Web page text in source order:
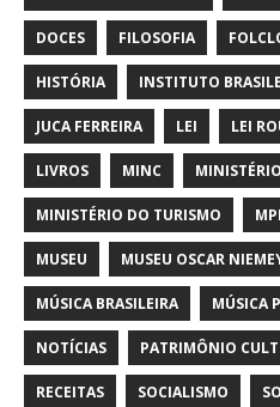
DOCES FILOSOFIA
HISTÓRIA INSTITUTO
JUCA FERREIRA LEI LEI
LIVROS MINC
MINISTÉRIO DO TURISMO
MUSEU MUSEU OSCAR
MÚSICA BRASILEIRA MÚSICA
NOTÍCIAS PATRIMÔNIO
RECEITAS SOCIALISMO